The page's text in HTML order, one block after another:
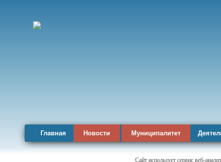
Главная Новости Муниципалитет
Сайт использует сервис веб-